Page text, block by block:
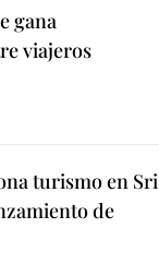
gana
viajeros
turismo en Sri
de